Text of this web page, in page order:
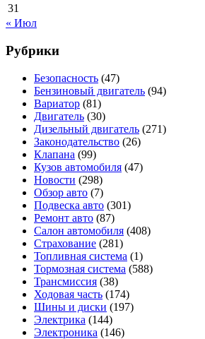
31
« Июл
Рубрики
Безопасность (47)
Бензиновый двигатель (94)
Вариатор (81)
Двигатель (30)
Дизельный двигатель (271)
Законодательство (26)
Клапана (99)
Кузов автомобиля (47)
Новости (298)
Обзор авто (7)
Подвеска авто (301)
Ремонт авто (87)
Салон автомобиля (408)
Страхование (281)
Топливная система (1)
Тормозная система (588)
Трансмиссия (38)
Ходовая часть (174)
Шины и диски (197)
Электрика (144)
Электроника (146)